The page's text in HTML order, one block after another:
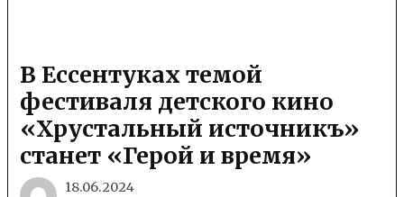
В Ессентуках темой
фестиваля детского кино
«Хрустальный источникъ»
станет «Герой и время»
18.06.2024